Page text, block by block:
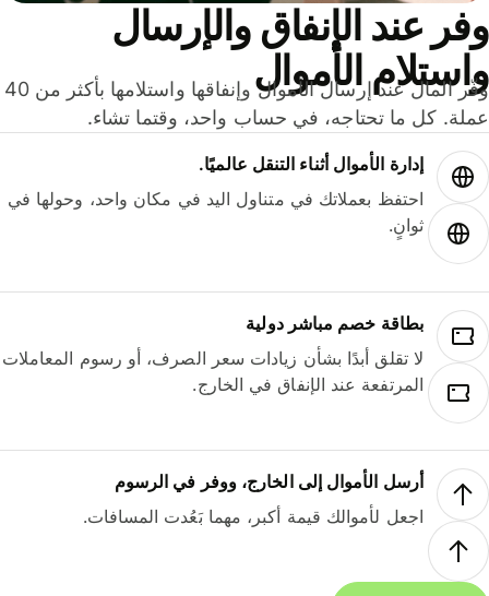
عند الإنفاق والإرسال
الأموال
وفّر المال عند إرسال الأموال وإنفاقها واستلامها بأكثر من 40
كل ما تحتاجه، في حساب واحد، وقتما تشاء.
إدارة الأموال أثناء التنقل عالميًا.
احتفظ بعملاتك في متناول اليد في مكان واحد، وحولها في
ثوانٍ.
بطاقة خصم مباشر دولية
لا تقلق أبدًا بشأن زيادات سعر الصرف، أو رسوم المعاملات
المرتفعة عند الإنفاق في الخارج.
أرسل الأموال إلى الخارج، ووفر في الرسوم
اجعل لأموالك قيمة أكبر، مهما بَعُدت المسافات.